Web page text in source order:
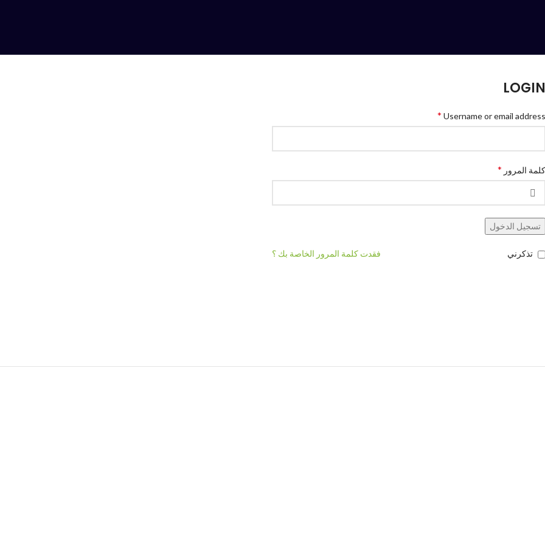
LOGIN
Username or email address
*
كلمة المرور *
تسجيل الدخول
فقدت كلمة المرور الخاصة بك ؟ تذكرني